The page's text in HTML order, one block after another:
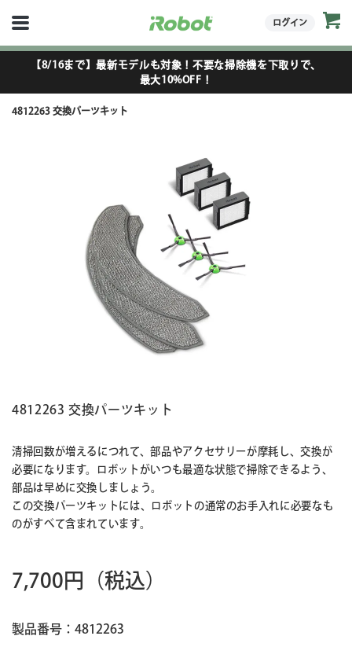
ログイン
【8/16まで】最新モデルも対象！不要な掃除機を下取りで、
最大10%OFF！
4812263 交換パーツキット
4812263 交換パーツキット
清掃回数が増えるにつれて、部品やアクセサリーが摩耗し、交換が
必要になります。ロボットがいつも最適な状態で掃除できるよう、
部品は早めに交換しましょう。
この交換パーツキットには、ロボットの通常のお手入れに必要なも
のがすべて含まれています。
7,700円 （税込）
製品番号：4812263